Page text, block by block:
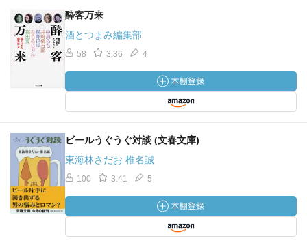
酔客万来
酒とつまみ編集部
58 3.36 4
ビールうぐうぐ対談 (文春文庫)
東海林さだお 椎名誠
100 3.41 5